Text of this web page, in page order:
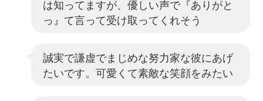
は知ってますが、優しい声で『ありがと
っ』て言って受け取ってくれそう
誠実で謙虚でまじめな努力家な彼にあげ
たいです。可愛くて素敵な笑顔をみたい